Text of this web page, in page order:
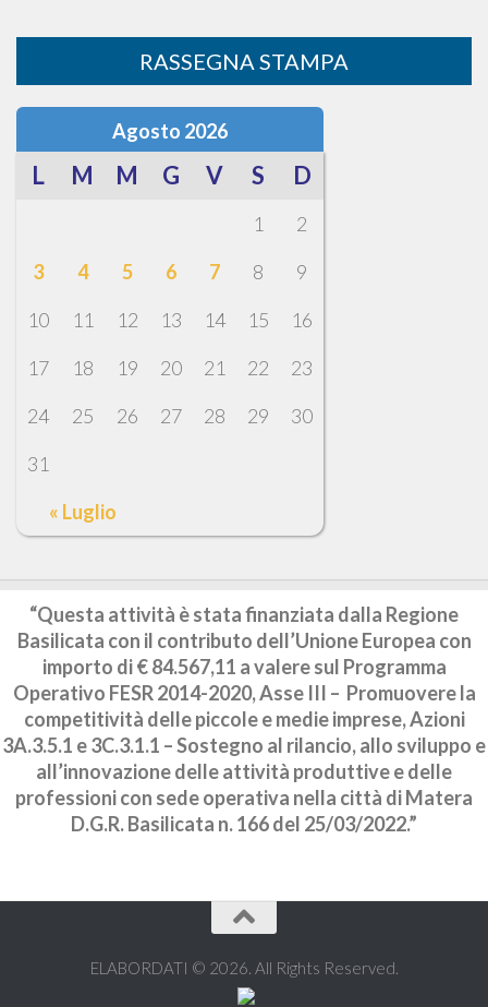
RASSEGNA STAMPA
Agosto 2026
L M M G V S D
« Luglio
1
2
3
4 5 6 7 8
9
10
11 12 13 14 15
16
17
18 19 20 21 22
23
24
25 26 27 28 29
30
31
“Questa attività è stata finanziata dalla Regione
Basilicata con il contributo dell’Unione Europea con
importo di € 84.567,11 a valere sul Programma
Operativo FESR 2014-2020, Asse III – Promuovere la
competitività delle piccole e medie imprese, Azioni
3A.3.5.1 e 3C.3.1.1 – Sostegno al rilancio, allo sviluppo e
all’innovazione delle attività produttive e delle
professioni con sede operativa nella città di Matera
D.G.R. Basilicata n. 166 del 25/03/2022.”
ELABORDATI © 2026. All Rights Reserved.